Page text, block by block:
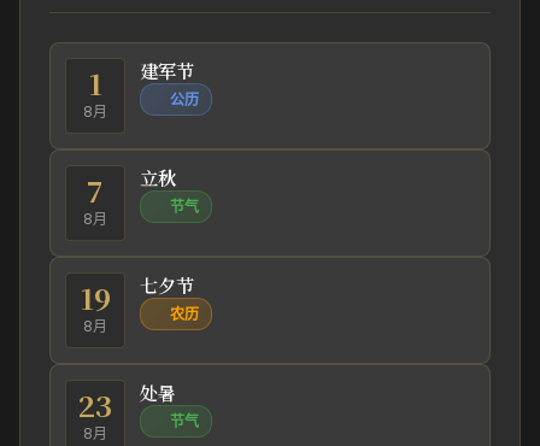
1
8月
建军节
公历
7
8月
立秋
节气
19
8月
七夕节
农历
23
8月
处暑
节气